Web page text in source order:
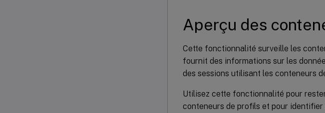
Aperçu des
Cette fonctionnalité surveille les
fournit des informations sur les
des sessions utilisant les conteneurs
Utilisez cette fonctionnalité pour
conteneurs de profils et pour